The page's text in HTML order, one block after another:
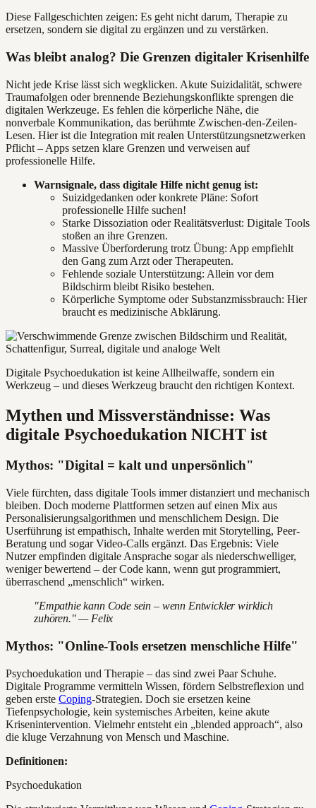
Diese Fallgeschichten zeigen: Es geht nicht darum, Therapie zu
ersetzen, sondern sie digital zu ergänzen und zu verstärken.
Was bleibt analog? Die Grenzen digitaler Krisenhilfe
Nicht jede Krise lässt sich wegklicken. Akute Suizidalität, schwere
Traumafolgen oder brennende Beziehungskonflikte sprengen die
digitalen Werkzeuge. Es fehlen die körperliche Nähe, die
nonverbale Kommunikation, das berühmte Zwischen-den-Zeilen-
Lesen. Hier ist die Integration mit realen Unterstützungsnetzwerken
Pflicht – Apps setzen klare Grenzen und verweisen auf
professionelle Hilfe.
Warnsignale, dass digitale Hilfe nicht genug ist:
Suizidgedanken oder konkrete Pläne: Sofort
professionelle Hilfe suchen!
Starke Dissoziation oder Realitätsverlust: Digitale Tools
stoßen an ihre Grenzen.
Massive Überforderung trotz Übung: App empfiehlt
den Gang zum Arzt oder Therapeuten.
Fehlende soziale Unterstützung: Allein vor dem
Bildschirm bleibt Risiko bestehen.
Körperliche Symptome oder Substanzmissbrauch: Hier
braucht es medizinische Abklärung.
Digitale Psychoedukation ist keine Allheilwaffe, sondern ein
Werkzeug – und dieses Werkzeug braucht den richtigen Kontext.
Mythen und Missverständnisse: Was
digitale Psychoedukation NICHT ist
Mythos: "Digital = kalt und unpersönlich"
Viele fürchten, dass digitale Tools immer distanziert und mechanisch
bleiben. Doch moderne Plattformen setzen auf einen Mix aus
Personalisierungsalgorithmen und menschlichem Design. Die
Userführung ist empathisch, Inhalte werden mit Storytelling, Peer-
Beratung und sogar Video-Calls ergänzt. Das Ergebnis: Viele
Nutzer empfinden digitale Ansprache sogar als niederschwelliger,
weniger bewertend – der Code kann, wenn gut programmiert,
überraschend „menschlich“ wirken.
"Empathie kann Code sein – wenn Entwickler wirklich
zuhören." — Felix
Mythos: "Online-Tools ersetzen menschliche Hilfe"
Psychoedukation und Therapie – das sind zwei Paar Schuhe.
Digitale Programme vermitteln Wissen, fördern Selbstreflexion und
geben erste Coping-Strategien. Doch sie ersetzen keine
Tiefenpsychologie, kein systemisches Arbeiten, keine akute
Krisenintervention. Vielmehr entsteht ein „blended approach“, also
die kluge Verzahnung von Mensch und Maschine.
Definitionen:
Psychoedukation